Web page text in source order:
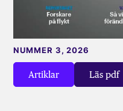
Artiklar Läs pdf
NUMMER 3, 2026